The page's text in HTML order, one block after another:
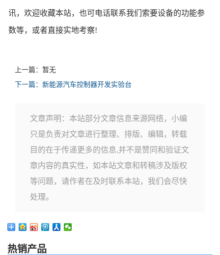
讯，欢迎收藏本站，也可电话联系我们索要设备的功能参
数等，或者直接实地考察!
上一篇：暂无
下一篇：新能源汽车控制器开发实验台
文章声明：本站部分文章信息来源网络，小编
只是负责对文章进行整理、排版、编辑，转载
目的在于传递更多的信息,并不是赞同和验证文
章内容的真实性，如本站文章和转稿涉及版权
等问题，请作者在及时联系本站，我们会尽快
处理。
热销产品